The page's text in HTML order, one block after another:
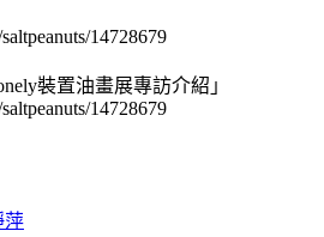
14728679
裝置油畫展專訪介紹」
14728679
萍